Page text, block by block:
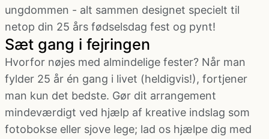
ungdommen - alt sammen designet specielt til
netop din 25 års fødselsdag fest og pynt!
Sæt gang i fejringen
Hvorfor nøjes med almindelige fester? Når man
fylder 25 år én gang i livet (heldigvis!), fortjener
man kun det bedste. Gør dit arrangement
mindeværdigt ved hjælp af kreative indslag som
fotobokse eller sjove lege; lad os hjælpe dig med